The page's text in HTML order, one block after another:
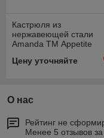
Кастрюля из
нержавеющей стали
Amanda ТМ Appetite
Цену уточняйте
О нас
Рейтинг не
Менее 5 отзывов